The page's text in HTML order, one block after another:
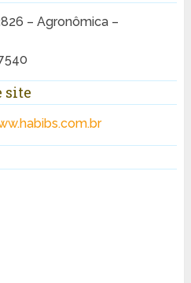
– Agronômica –
site